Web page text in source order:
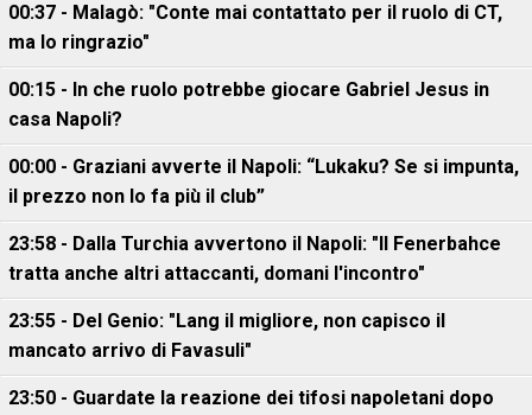
00:37 - Malagò: "Conte mai contattato per il ruolo di CT,
ma lo ringrazio"
00:15 - In che ruolo potrebbe giocare Gabriel Jesus in
casa Napoli?
00:00 - Graziani avverte il Napoli: “Lukaku? Se si impunta,
il prezzo non lo fa più il club”
23:58 - Dalla Turchia avvertono il Napoli: "Il Fenerbahce
tratta anche altri attaccanti, domani l'incontro"
23:55 - Del Genio: "Lang il migliore, non capisco il
mancato arrivo di Favasuli"
23:50 - Guardate la reazione dei tifosi napoletani dopo